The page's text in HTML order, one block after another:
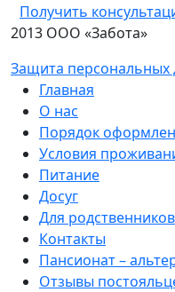
Получить
2013 ООО «Забота»
Защита персональных
Главная
О нас
Порядок
Условия
Питание
Досуг
Для
Контакты
Пансионат –
Отзывы